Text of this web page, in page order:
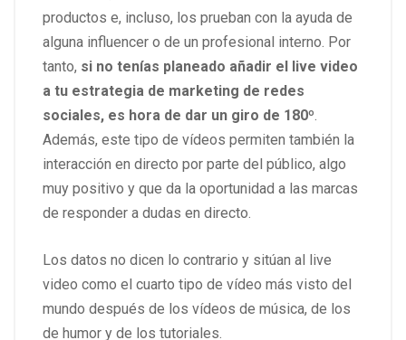
productos e, incluso, los prueban con la ayuda de
alguna influencer o de un profesional interno. Por
tanto, si no tenías planeado añadir el live video
a tu estrategia de marketing de redes
sociales, es hora de dar un giro de 180º.
Además, este tipo de vídeos permiten también la
interacción en directo por parte del público, algo
muy positivo y que da la oportunidad a las marcas
de responder a dudas en directo.
Los datos no dicen lo contrario y sitúan al live
video como el cuarto tipo de vídeo más visto del
mundo después de los vídeos de música, de los
de humor y de los tutoriales.